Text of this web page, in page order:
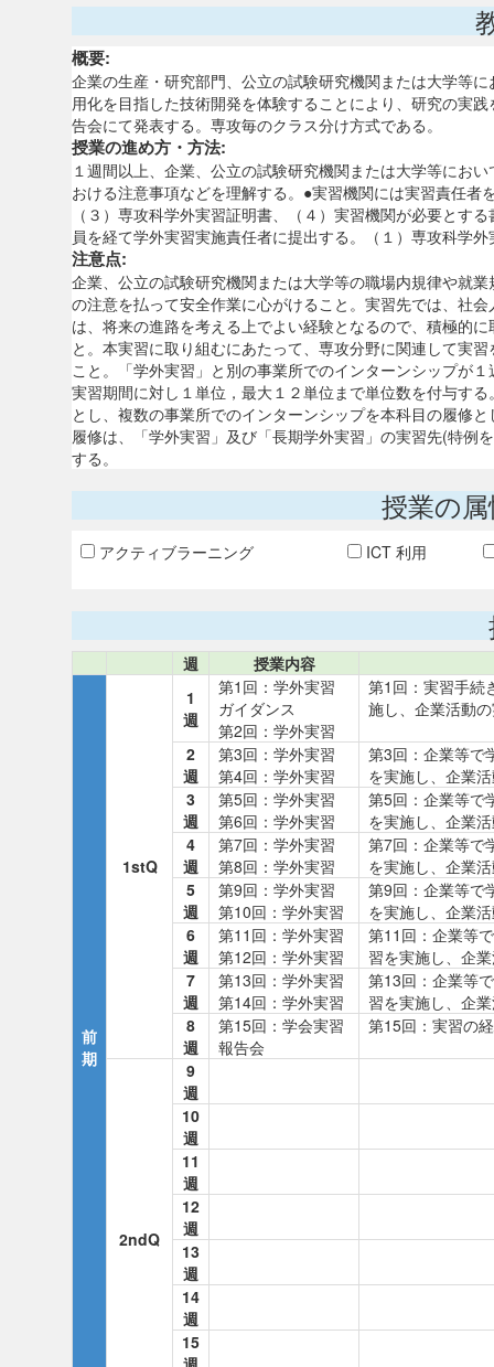
概要:
企業の生産・研究部門、公立の試験研究機関または大学等
用化を目指した技術開発を体験することにより、研究の実
告会にて発表する。専攻毎のクラス分け方式である。
授業の進め方・方法:
１週間以上、企業、公立の試験研究機関または大学等にお
おける注意事項などを理解する。●実習機関には実習責任
（３）専攻科学外実習証明書、（４）実習機関が必要とす
員を経て学外実習実施責任者に提出する。（１）専攻科学
注意点:
企業、公立の試験研究機関または大学等の職場内規律や就
の注意を払って安全作業に心がけること。実習先では、社
は、将来の進路を考える上でよい経験となるので、積極的
と。本実習に取り組むにあたって、専攻分野に関連して実
こと。「学外実習」と別の事業所でのインターンシップが
実習期間に対し１単位，最大１２単位まで単位数を付与す
とし、複数の事業所でのインターンシップを本科目の履修
履修は、「学外実習」及び「長期学外実習」の実習先(特
する。
授業の
アクティブラーニング ICT 利用
週 授業内容
前
期
1stQ
1
週
第1回：学外実習
ガイダンス
第2回：学外実習
第1回：実習手続
施し、企業活動
2
週
第3回：学外実習
第4回：学外実習
第3回：企業等で
を実施し、企業
3
週
第5回：学外実習
第6回：学外実習
第5回：企業等で
を実施し、企業
4
週
第7回：学外実習
第8回：学外実習
第7回：企業等で
を実施し、企業
5
週
第9回：学外実習
第10回：学外実習
第9回：企業等で
を実施し、企業
6
週
第11回：学外実習
第12回：学外実習
第11回：企業等
習を実施し、企
7
週
第13回：学外実習
第14回：学外実習
第13回：企業等
習を実施し、企
8
週
第15回：学会実習
報告会
第15回：実習の
2ndQ
9
週
10
週
11
週
12
週
13
週
14
週
15